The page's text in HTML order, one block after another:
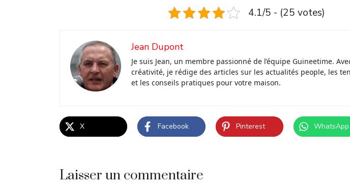
4.1/5 - (25 votes)
Jean Dupont
Je suis Jean, un membre passionné de l’équipe Guineetime.
créativité, je rédige des articles sur les actualités people, les
et les conseils pratiques pour votre maison.
X Facebook Pinterest WhatsApp
Laisser un commentaire